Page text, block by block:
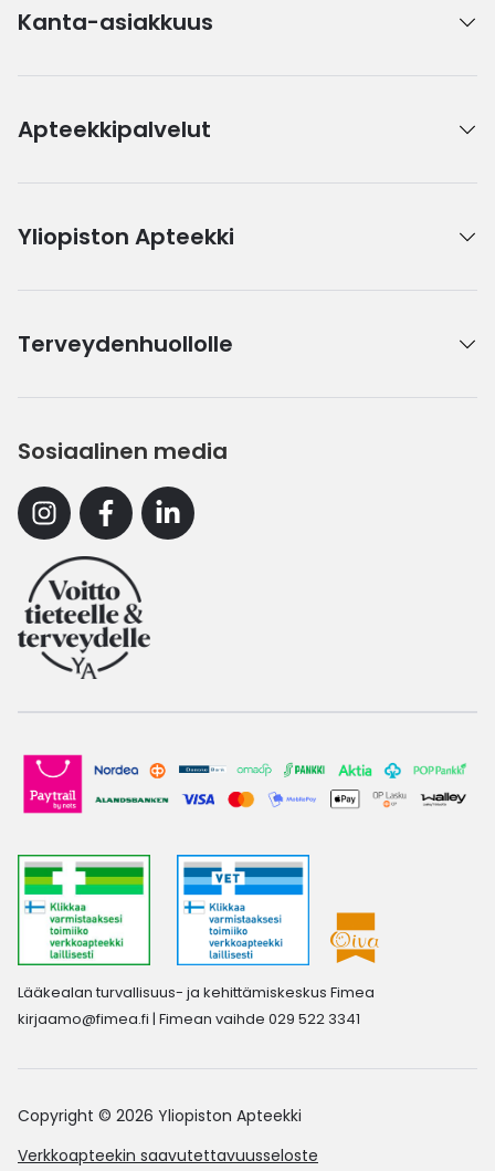
Kanta-asiakkuus
Apteekkipalvelut
Yliopiston Apteekki
Terveydenhuollolle
Sosiaalinen media
InstagramFacebookLinkedin
Lääkealan turvallisuus- ja kehittämiskeskus Fimea
kirjaamo@fimea.fi | Fimean vaihde 029 522 3341
Copyright © 2026 Yliopiston Apteekki
Verkkoapteekin saavutettavuusseloste